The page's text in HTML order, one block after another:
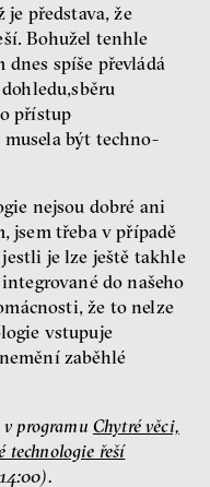
je představa, že
Bohužel tenhle
spíše převládá
přístup
být techno-
nejsou dobré ani
jsem třeba v případě
je lze ještě takhle
do našeho
že to nelze
vstupuje
zaběhlé
programuChytré věci,
technologie řeší